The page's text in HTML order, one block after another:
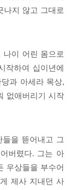
나지 않고 그대로
이 어린 몸으로
작하여 십이년에
과 아세라 목상,
없애버리기 시작
을 뜯어내고 그
버렸다. 그는 아
우상들을 부수어
제사 지내던 사